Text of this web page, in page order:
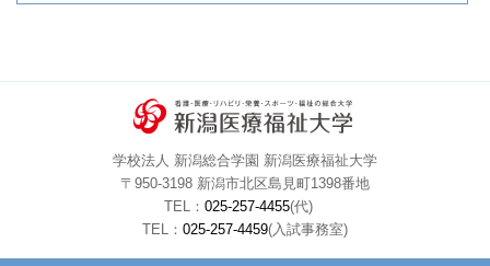
学校法人 新潟総合学園 新潟医療福祉大学
〒950-3198 新潟市北区島見町1398番地
TEL： 025-257-4455(代)
TEL： 025-257-4459(入試事務室)